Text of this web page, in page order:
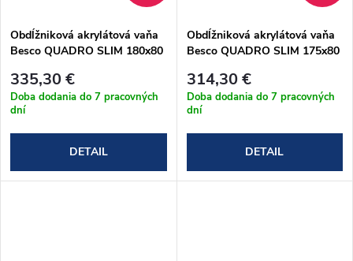
Obdĺžniková akrylátová vaňa
Besco QUADRO SLIM 180x80
335,30 €
Doba dodania do 7 pracovných
dní
DETAIL
Obdĺžniková akrylátová vaňa
Besco QUADRO SLIM 175x80
314,30 €
Doba dodania do 7 pracovných
dní
DETAIL